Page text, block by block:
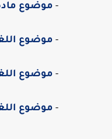
- موضوع
- موضوع
- موضوع
- موضوع